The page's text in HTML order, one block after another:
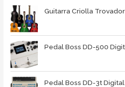
Guitarra Criolla Trovador
Pedal Boss DD-500
Pedal Boss DD-3t